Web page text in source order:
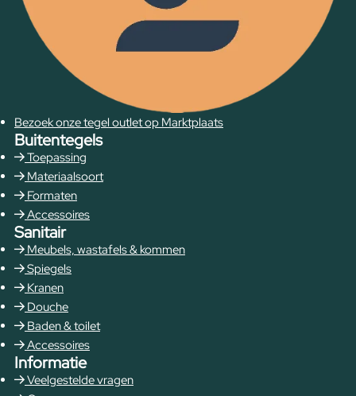
Bezoek onze tegel outlet op Marktplaats
Buitentegels
Toepassing
Materiaalsoort
Formaten
Accessoires
Sanitair
Meubels, wastafels & kommen
Spiegels
Kranen
Douche
Baden & toilet
Accessoires
Informatie
Veelgestelde vragen